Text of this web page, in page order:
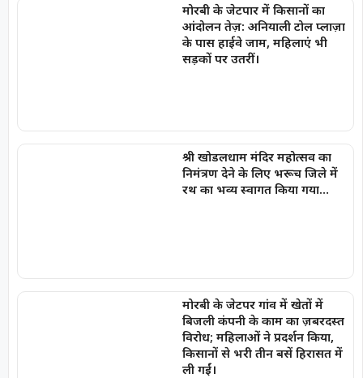
मोरबी के जेटपार में किसानों का
आंदोलन तेज़: अनियाली टोल प्लाज़ा
के पास हाईवे जाम, महिलाएं भी
सड़कों पर उतरीं।
श्री खोडलधाम मंदिर महोत्सव का
निमंत्रण देने के लिए भरूच जिले में
रथ का भव्य स्वागत किया गया…
मोरबी के जेटपर गांव में खेतों में
बिजली कंपनी के काम का ज़बरदस्त
विरोध; महिलाओं ने प्रदर्शन किया,
किसानों से भरी तीन बसें हिरासत में
ली गईं।